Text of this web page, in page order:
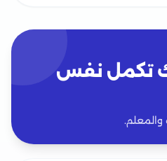
تكمل نفس
والمعلم.